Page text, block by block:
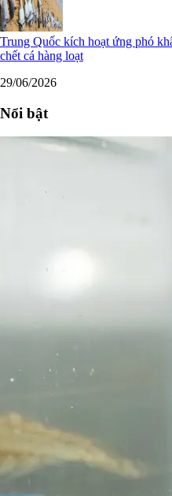
Trung Quốc kích hoạt ứng phó
chết cá hàng loạt
29/06/2026
Nổi bật